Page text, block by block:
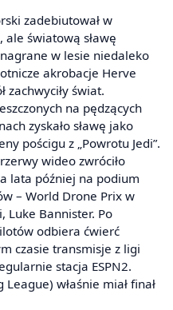
zadebiutował w
światową sławę
w lesie niedaleko
akrobacje Herve
zachwyciły świat.
na pędzących
zyskało sławę jako
pościgu z „Powrotu Jedi”.
wideo zwróciło
lata później na podium
– World Drone Prix w
Luke Bannister. Po
odbiera ćwierć
czasie transmisje z ligi
stacja ESPN2.
właśnie miał finał